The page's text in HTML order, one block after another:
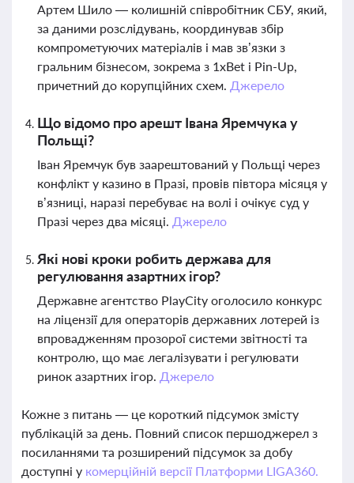
Артем Шило — колишній співробітник СБУ, який,
за даними розслідувань, координував збір
компрометуючих матеріалів і мав зв’язки з
гральним бізнесом, зокрема з 1xBet і Pin-Up,
причетний до корупційних схем. Джерело
Що відомо про арешт Івана Яремчука у
Польщі?
Іван Яремчук був заарештований у Польщі через
конфлікт у казино в Празі, провів півтора місяця у
в’язниці, наразі перебуває на волі і очікує суд у
Празі через два місяці. Джерело
Які нові кроки робить держава для
регулювання азартних ігор?
Державне агентство PlayCity оголосило конкурс
на ліцензії для операторів державних лотерей із
впровадженням прозорої системи звітності та
контролю, що має легалізувати і регулювати
ринок азартних ігор. Джерело
Кожне з питань — це короткий підсумок змісту
публікацій за день. Повний список першоджерел з
посиланнями та розширений підсумок за добу
доступні у комерційній версії Платформи LIGA360.